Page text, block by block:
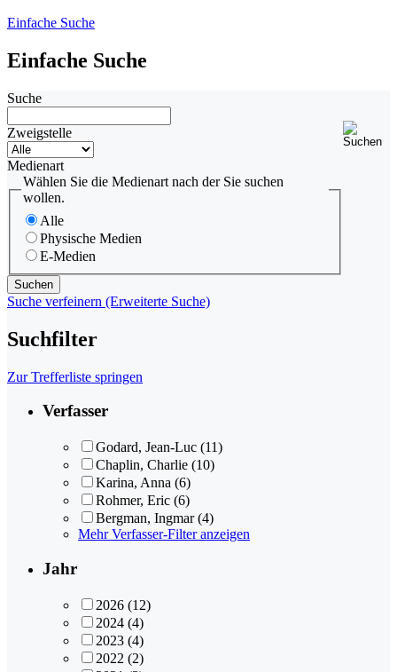
Einfache Suche
Einfache Suche
Suche
Zweigstelle
Medienart
Wählen Sie die Medienart nach der Sie suchen
wollen.
Alle
Physische Medien
E-Medien
Suche verfeinern (Erweiterte Suche)
Suchfilter
Zur Trefferliste springen
Verfasser
Godard, Jean-Luc (11)
Chaplin, Charlie (10)
Karina, Anna (6)
Rohmer, Eric (6)
Bergman, Ingmar (4)
Mehr Verfasser-Filter anzeigen
Jahr
2026 (12)
2024 (4)
2023 (4)
2022 (2)